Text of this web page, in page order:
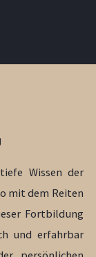
Wissen der
mit dem Reiten
Fortbildung
und erfahrbar